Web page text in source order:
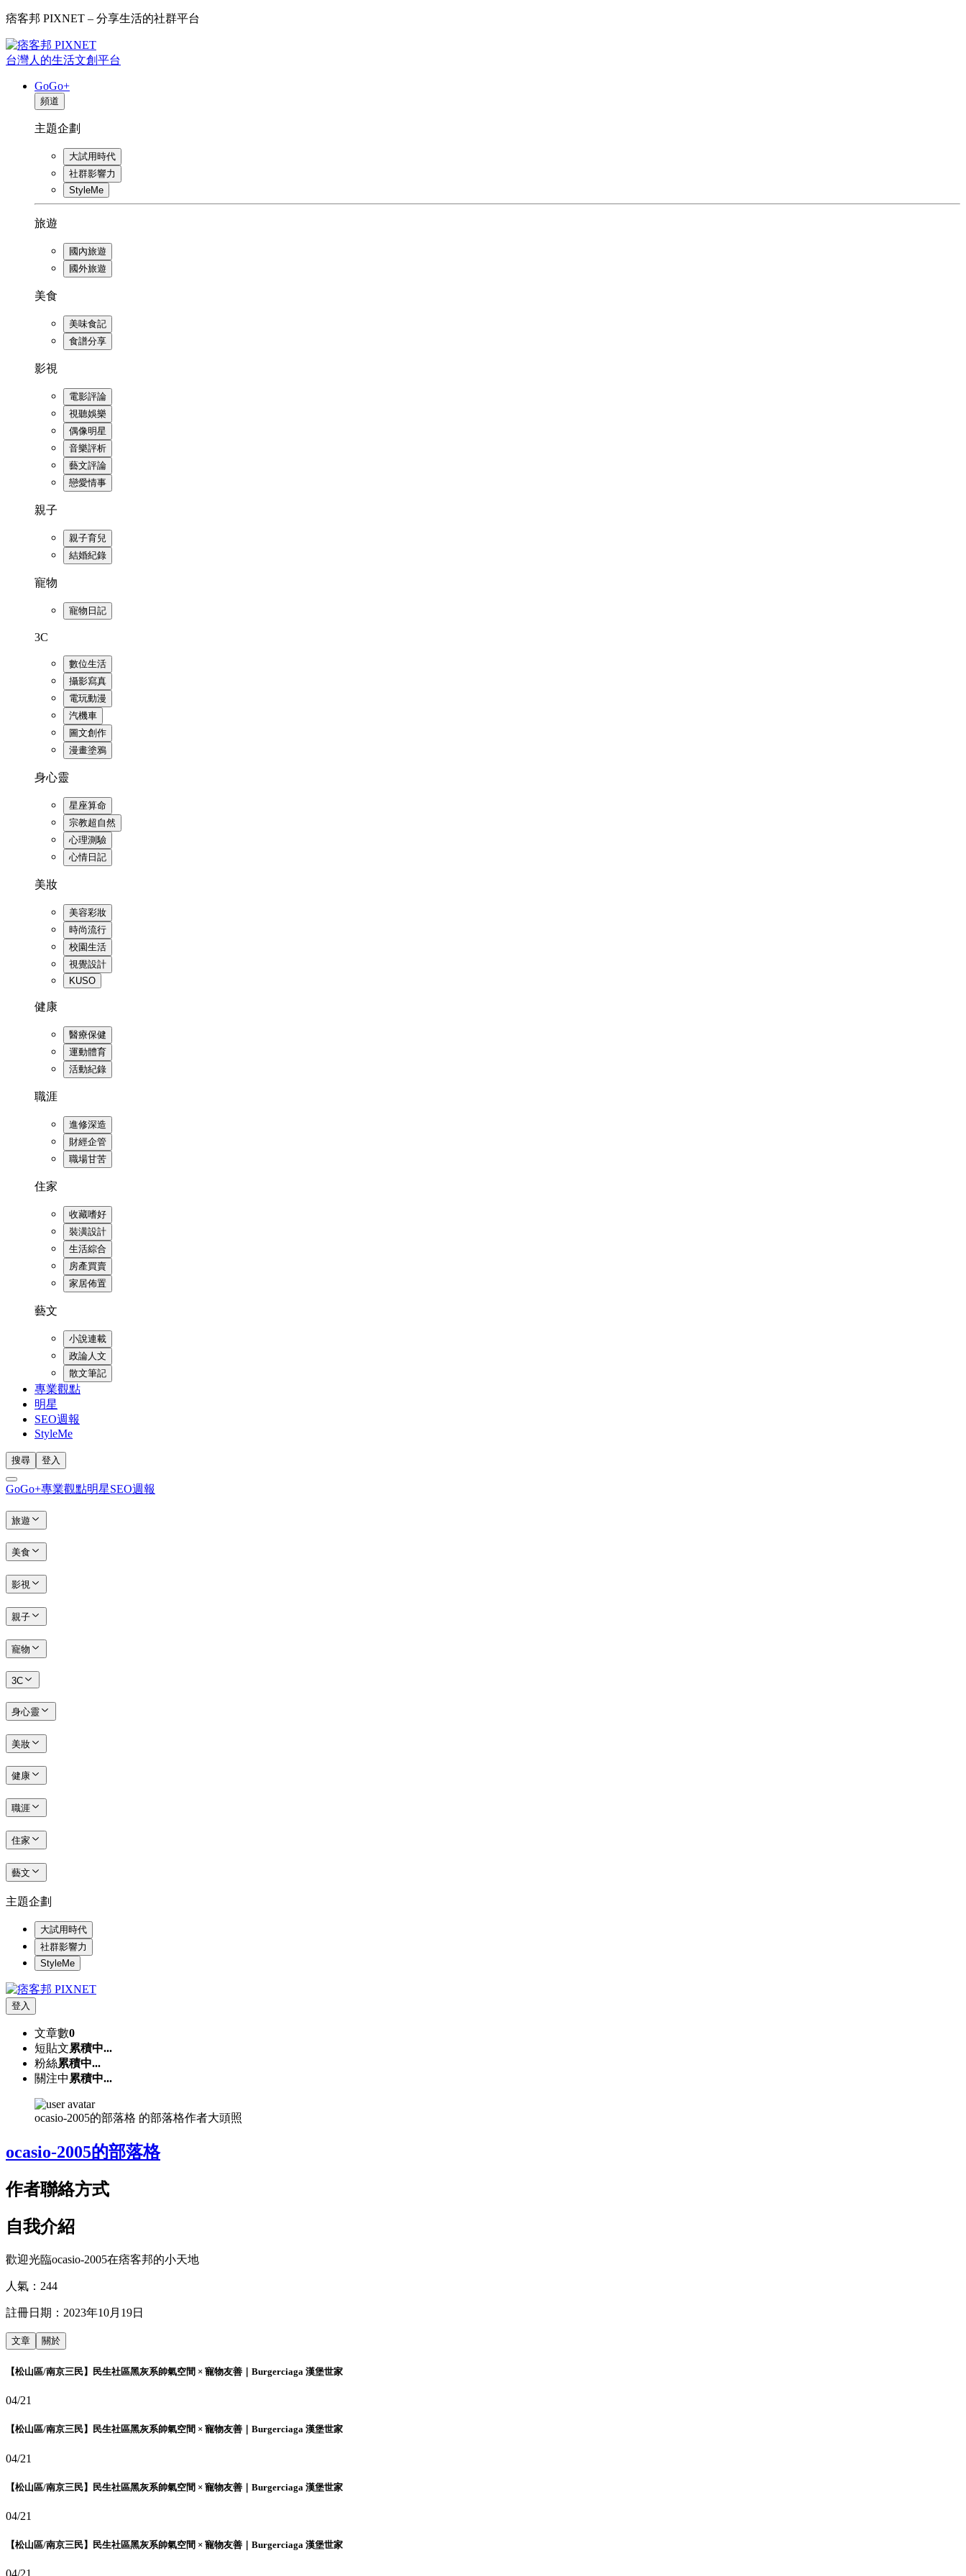
痞客邦 PIXNET – 分享生活的社群平台
台灣人的生活文創平台
GoGo+
頻道
主題企劃
大試用時代
社群影響力
StyleMe
旅遊
國內旅遊
國外旅遊
美食
美味食記
食譜分享
影視
電影評論
視聽娛樂
偶像明星
音樂評析
藝文評論
戀愛情事
親子
親子育兒
結婚紀錄
寵物
寵物日記
3C
數位生活
攝影寫真
電玩動漫
汽機車
圖文創作
漫畫塗鴉
身心靈
星座算命
宗教超自然
心理測驗
心情日記
美妝
美容彩妝
時尚流行
校園生活
視覺設計
KUSO
健康
醫療保健
運動體育
活動紀錄
職涯
進修深造
財經企管
職場甘苦
住家
收藏嗜好
裝潢設計
生活綜合
房產買賣
家居佈置
藝文
小說連載
政論人文
散文筆記
專業觀點
明星
SEO週報
StyleMe
搜尋 登入
GoGo+專業觀點明星SEO週報
旅遊
美食
影視
親子
寵物
3C
身心靈
美妝
健康
職涯
住家
藝文
主題企劃
大試用時代
社群影響力
StyleMe
登入
文章數0
短貼文累積中...
粉絲累積中...
關注中 累積中...
ocasio-2005的部落格 的部落格作者大頭照
ocasio-2005的部落格
作者聯絡方式
自我介紹
歡迎光臨ocasio-2005在痞客邦的小天地
人氣： 244
註冊日期： 2023年10月19日
文章 關於
【松山區/南京三民】民生社區黑灰系帥氣空間 × 寵物友善｜Burgerciaga 漢堡世家
04/21
【松山區/南京三民】民生社區黑灰系帥氣空間 × 寵物友善｜Burgerciaga 漢堡世家
04/21
【松山區/南京三民】民生社區黑灰系帥氣空間 × 寵物友善｜Burgerciaga 漢堡世家
04/21
【松山區/南京三民】民生社區黑灰系帥氣空間 × 寵物友善｜Burgerciaga 漢堡世家